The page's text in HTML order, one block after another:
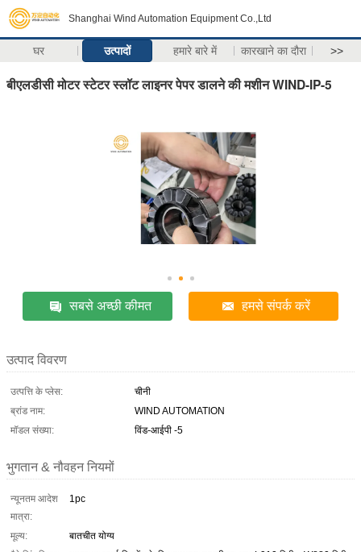
Shanghai Wind Automation Equipment Co.,Ltd
घर उत्पादों हमारे बारे में कारखाने का दौरा >>
बीएलडीसी मोटर स्टेटर स्लॉट लाइनर पेपर डालने की मशीन WIND-IP-5
सबसे अच्छी कीमत हमसे संपर्क करें
उत्पाद विवरण
उत्पत्ति के प्लेस:
चीनी
ब्रांड नाम:
WIND AUTOMATION
मॉडल संख्या:
विंड-आईपी -5
भुगतान & नौवहन नियमों
न्यूनतम आदेश
मात्रा:
1pc
मूल्य:
बातचीत योग्य